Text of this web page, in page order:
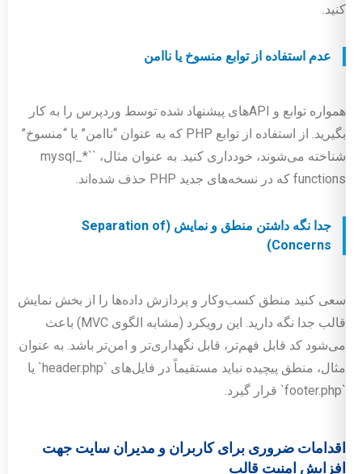
کنید.
عدم استفاده از توابع منسوخ یا ناامن
همواره توابع و APIهای پیشنهاد شده توسط وردپرس را به کار
بگیرید. از استفاده از توابع PHP که به عنوان “ناامن” یا “منسوخ”
شناخته می‌شوند، خودداری کنید. به عنوان مثال، `mysql_*`
functions که در نسخه‌های جدید PHP حذف شده‌اند.
جدا نگه داشتن منطق و نمایش (Separation of
Concerns)
سعی کنید منطق کسب‌وکار و پردازش داده‌ها را از بخش نمایش
قالب جدا نگه دارید. این رویکرد (مشابه الگوی MVC) باعث
می‌شود کد قابل فهم‌تر، قابل نگهداری‌تر و امن‌تر باشد. به عنوان
مثال، منطق پیچیده نباید مستقیماً در فایل‌های `header.php` یا
`footer.php` قرار گیرد.
اقدامات ضروری برای کاربران و مدیران سایت جهت
افزایش امنیت قالب